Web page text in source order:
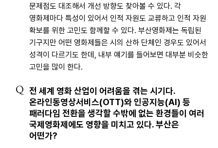
문제점도 대조해서 개선 방향도 찾아볼 수 있다. 각
영화제마다 특성이 있어서 인적 자원도 교류하고 인적 자원
확보를 위한 고민도 함께할 수 있다. 부산영화제는 독립된
기구지만 어떤 영화제들은 시의 산하 단체인 경우도 있어서
성격이 다르기도 한데, 내부 얘기를 들어보면 대부분 비슷한
고민을 많이 한다.
Q 전 세계 영화 산업이 어려움을 겪는 시기다.
온라인동영상서비스(OTT)와 인공지능(AI) 등
패러다임 전환을 생각할 수밖에 없는 환경들이 여러
국제영화제에도 영향을 미치고 있다. 부산은
어떤가?